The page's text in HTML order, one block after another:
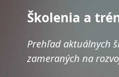
Školenia a
Prehľad aktuálnych
zameraných na